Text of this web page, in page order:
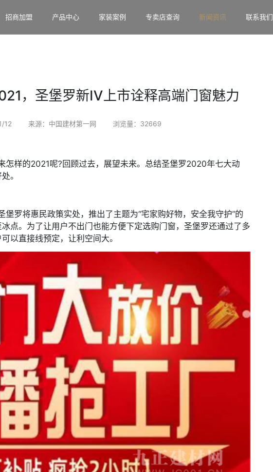
招商加盟 产品中心 家装案例 专卖店查询 新闻资讯 联系我们
，圣堡罗新IV上市诠释高端门窗魅力
12 来源：中国建材第一网 浏览量：32669
怎样的2021呢?回顾过去，展望未来。总结圣堡罗2020年七大动
。
罗将惠民政策实处，推出了主题为“宅家购好物，安全我守护”的
点。为了让用户不出门也能方便下定选购门窗，圣堡罗还通过了多
以直接线预定，让利空间大。